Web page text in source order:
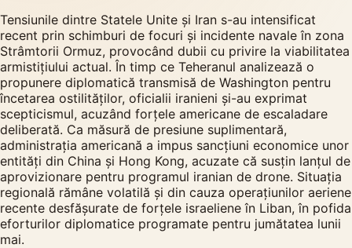
Tensiunile dintre Statele Unite și Iran s-au intensificat
recent prin schimburi de focuri și incidente navale în zona
Strâmtorii Ormuz, provocând dubii cu privire la viabilitatea
armistițiului actual. În timp ce Teheranul analizează o
propunere diplomatică transmisă de Washington pentru
încetarea ostilităților, oficialii iranieni și-au exprimat
scepticismul, acuzând forțele americane de escaladare
deliberată. Ca măsură de presiune suplimentară,
administrația americană a impus sancțiuni economice unor
entități din China și Hong Kong, acuzate că susțin lanțul de
aprovizionare pentru programul iranian de drone. Situația
regională rămâne volatilă și din cauza operațiunilor aeriene
recente desfășurate de forțele israeliene în Liban, în pofida
eforturilor diplomatice programate pentru jumătatea lunii
mai.